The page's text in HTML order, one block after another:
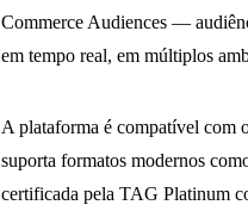
Commerce Audiences —
em tempo real, em múltiplos
A plataforma é compatível com
suporta formatos modernos
certificada pela TAG Platinum